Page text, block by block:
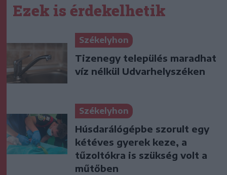
Ezek is érdekelhetik
Székelyhon
Tizenegy település maradhat
víz nélkül Udvarhelyszéken
Székelyhon
Húsdarálógépbe szorult egy
kétéves gyerek keze, a
tűzoltókra is szükség volt a
műtőben